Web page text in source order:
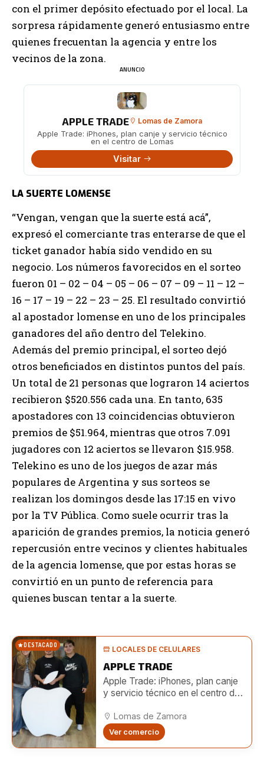
con el primer depósito efectuado por el local. La
sorpresa rápidamente generó entusiasmo entre
quienes frecuentan la agencia y entre los
vecinos de la zona.
ANUNCIO
APPLE TRADE Lomas de Zamora
Apple Trade: iPhones, plan canje y servicio técnico
en el centro de Lomas
Visitar
LA SUERTE LOMENSE
“Vengan, vengan que la suerte está acá”,
expresó el comerciante tras enterarse de que el
ticket ganador había sido vendido en su
negocio. Los números favorecidos en el sorteo
fueron 01 – 02 – 04 – 05 – 06 – 07 – 09 – 11 – 12 –
16 – 17 – 19 – 22 – 23 – 25. El resultado convirtió
al apostador lomense en uno de los principales
ganadores del año dentro del Telekino.
Además del premio principal, el sorteo dejó
otros beneficiados en distintos puntos del país.
Un total de 21 personas que lograron 14 aciertos
recibieron $520.556 cada una. En tanto, 635
apostadores con 13 coincidencias obtuvieron
premios de $51.964, mientras que otros 7.091
jugadores con 12 aciertos se llevaron $15.958.
Telekino es uno de los juegos de azar más
populares de Argentina y sus sorteos se
realizan los domingos desde las 17:15 en vivo
por la TV Pública. Como suele ocurrir tras la
aparición de grandes premios, la noticia generó
repercusión entre vecinos y clientes habituales
de la agencia lomense, que por estas horas se
convirtió en un punto de referencia para
quienes buscan tentar a la suerte.
DESTACADO LOCALES DE CELULARES
APPLE TRADE
Apple Trade: iPhones, plan canje
y servicio técnico en el centro de
Lomas de Zamora
Ver comercio